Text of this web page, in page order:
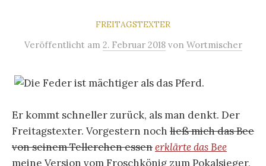
FREITAGSTEXTER
Veröffentlicht am 2. Februar 2018 von Wortmischer
Er kommt schneller zurück, als man denkt. Der
Freitagstexter. Vorgestern noch ließ mich das Bee
von seinem Tellerchen essenerklärte das Bee
meine Version vom Froschkönig zum Pokalsieger,